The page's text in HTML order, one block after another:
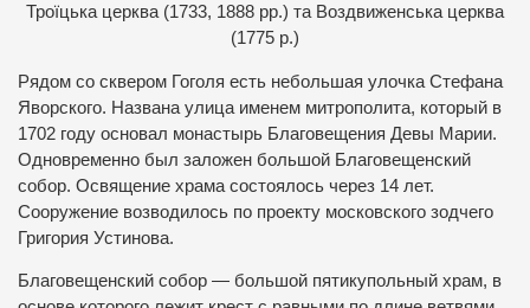
Троїцька церква (1733, 1888 рр.) та Воздвиженська церква
(1775 р.)
Рядом со сквером Гоголя есть небольшая улочка Стефана
Яворского. Названа улица именем митрополита, который в
1702 году основал монастырь Благовещения Девы Марии.
Одновременно был заложен большой Благовещенский
собор. Освящение храма состоялось через 14 лет.
Сооружение возводилось по проекту московского зодчего
Григория Устинова.
Благовещенский собор — большой пятикупольный храм, в